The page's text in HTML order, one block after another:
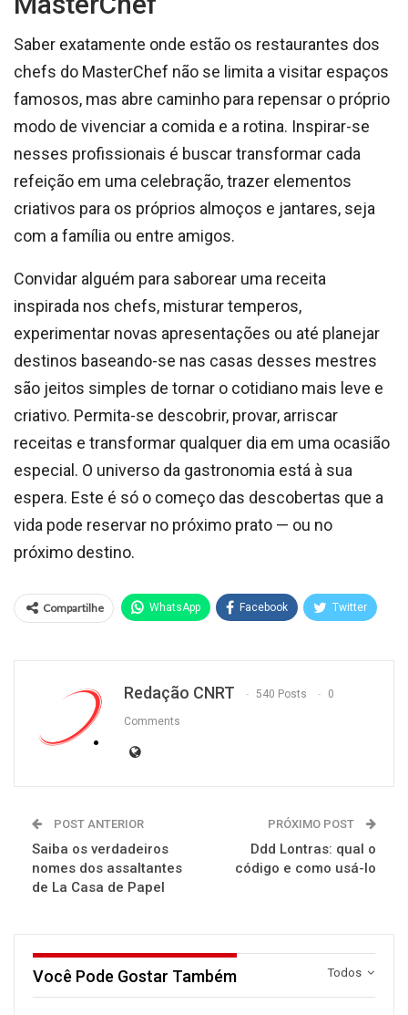
Saber exatamente onde estão os restaurantes dos
chefs do MasterChef não se limita a visitar espaços
famosos, mas abre caminho para repensar o próprio
modo de vivenciar a comida e a rotina. Inspirar-se
nesses profissionais é buscar transformar cada
refeição em uma celebração, trazer elementos
criativos para os próprios almoços e jantares, seja
com a família ou entre amigos.
Convidar alguém para saborear uma receita
inspirada nos chefs, misturar temperos,
experimentar novas apresentações ou até planejar
destinos baseando-se nas casas desses mestres
são jeitos simples de tornar o cotidiano mais leve e
criativo. Permita-se descobrir, provar, arriscar
receitas e transformar qualquer dia em uma ocasião
especial. O universo da gastronomia está à sua
espera. Este é só o começo das descobertas que a
vida pode reservar no próximo prato — ou no
próximo destino.
Compartilhe WhatsApp Facebook Twitter
Redação CNRT 540 Posts 0
Comments
POST ANTERIOR
Saiba os verdadeiros
nomes dos assaltantes
de La Casa de Papel
PRÓXIMO POST
Ddd Lontras: qual o
código e como usá-lo
Todos
Você Pode Gostar Também